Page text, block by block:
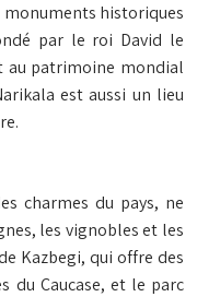
monuments historiques
par le roi David le
au patrimoine mondial
est aussi un lieu
charmes du pays, ne
les vignobles et les
Kazbegi, qui offre des
du Caucase, et le parc